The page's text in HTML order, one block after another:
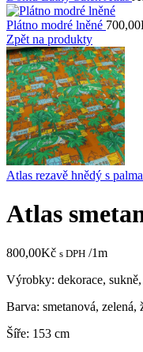
Plátno modré lněné 700,00
Zpět na produkty
Atlas rezavě hnědý s
Atlas
800,00Kč s DPH /1m
Výrobky: dekorace,
Barva: smetanová, zelená,
Šíře: 153 cm